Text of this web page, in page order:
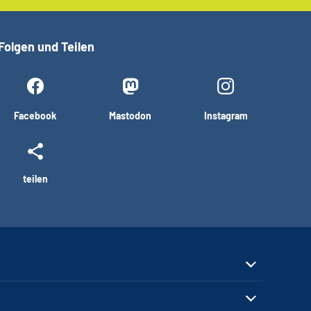
und Teilen
Facebook Mastodon Instagram
teilen